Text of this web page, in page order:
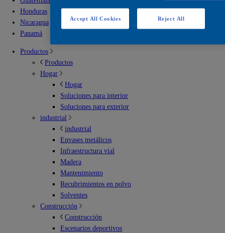
Honduras
Nicaragua
Panamá
Productos
Productos
Hogar
Hogar
Soluciones para interior
Soluciones para exterior
industrial
industrial
Envases metálicos
Infraestructura vial
Madera
Mantenimiento
Recubrimientos en polvo
Solventes
Construcción
Construcción
Escenarios deportivos
Reject All
Accept All Cookies